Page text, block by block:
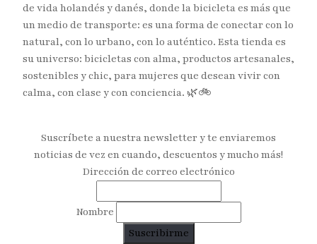
de vida holandés y danés, donde la bicicleta es más que
un medio de transporte: es una forma de conectar con lo
natural, con lo urbano, con lo auténtico. Esta tienda es
su universo: bicicletas con alma, productos artesanales,
sostenibles y chic, para mujeres que desean vivir con
calma, con clase y con conciencia. 🌿🚲
Suscríbete a nuestra newsletter y te enviaremos
noticias de vez en cuando, descuentos y mucho más!
Dirección de correo electrónico
Nombre